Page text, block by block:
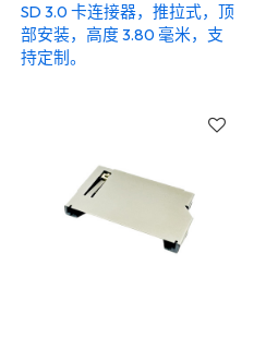
SD 3.0 卡连接器，推拉式，顶
部安装，高度 3.80 毫米，支
持定制。